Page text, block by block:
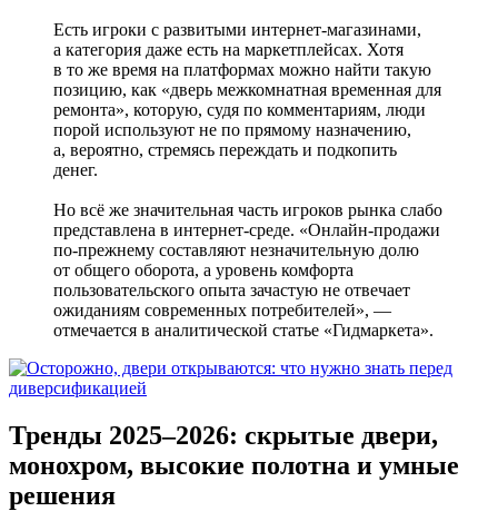
Есть игроки с развитыми интернет-­магазинами,
а категория даже есть на маркетплейсах. Хотя
в то же время на платформах можно найти такую
позицию, как «дверь межкомнатная временная для
ремонта», которую, судя по комментариям, люди
порой используют не по прямому назначению,
а, вероятно, стремясь переждать и подкопить
денег.
Но всё же значительная часть игроков рынка слабо
представлена в интернет-­среде. «Онлайн-­продажи
по-прежнему составляют незначительную долю
от общего оборота, а уровень комфорта
пользовательского опыта зачастую не отвечает
ожиданиям современных потребителей», —
отмечается в аналитической статье «Гидмаркета».
Тренды 2025–2026: скрытые двери,
монохром, высокие полотна и умные
решения